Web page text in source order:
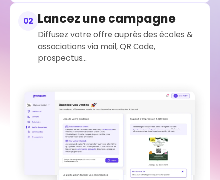
02 Lancez une campagne
Diffusez votre offre auprès des écoles &
associations via mail, QR Code,
prospectus...